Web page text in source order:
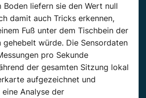
Boden liefern sie den Wert null
damit auch Tricks erkennen,
Fuß unter dem Tischbein der
gehebelt würde. Die Sensordaten
pro Sekunde
der gesamten Sitzung lokal
aufgezeichnet und
Analyse der